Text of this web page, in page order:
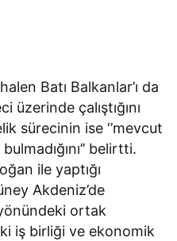
Batı Balkanlar’ı da
üzerinde çalıştığını
sürecinin ise ‘’mevcut
belirtti.
ile yaptığı
Akdeniz’de
ortak
iş birliği ve ekonomik